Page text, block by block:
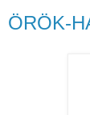
ÖRÖK-